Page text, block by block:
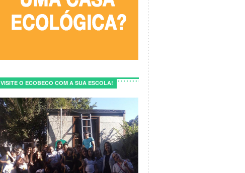
VISITE O ECOBECO COM A SUA ESCOLA!